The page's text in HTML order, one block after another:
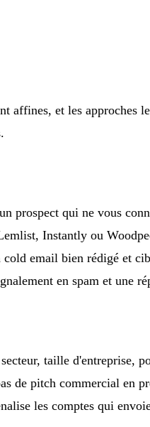
affines, et les approches
prospect qui ne vous
Instantly ou
cold email bien rédigé et
en spam et une
taille d'entreprise,
de pitch commercial en
les comptes qui